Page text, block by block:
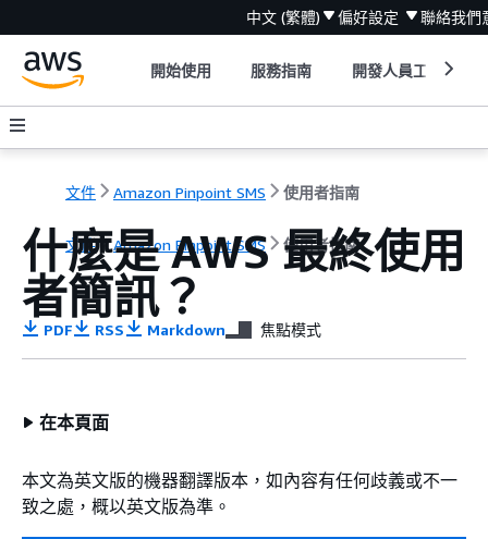
中文 (繁體) 偏好設定 聯絡我們
開始使用 服務指南 開發人員工具
文件 Amazon Pinpoint SMS 使用者指南
文件 Amazon Pinpoint SMS 使用者指南
什麼是 AWS 最終使用
者簡訊？
PDF RSS Markdown 焦點模式
在本頁面
本文為英文版的機器翻譯版本，如內容有任何歧義或不一
致之處，概以英文版為準。